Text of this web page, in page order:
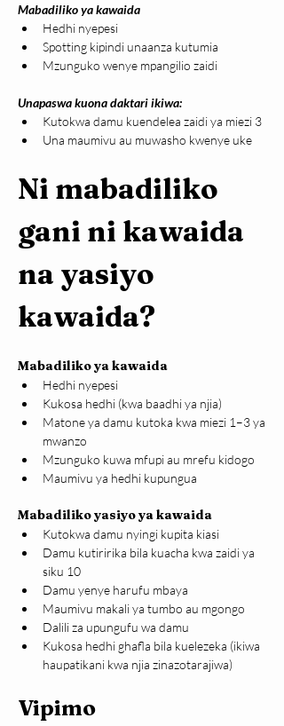
Mabadiliko ya kawaida
Hedhi nyepesi
Spotting kipindi unaanza kutumia
Mzunguko wenye mpangilio zaidi
Unapaswa kuona daktari ikiwa:
Kutokwa damu kuendelea zaidi ya miezi 3
Una maumivu au muwasho kwenye uke
Ni mabadiliko
gani ni kawaida
na yasiyo
kawaida?
Mabadiliko ya kawaida
Hedhi nyepesi
Kukosa hedhi (kwa baadhi ya njia)
Matone ya damu kutoka kwa miezi 1–3 ya
mwanzo
Mzunguko kuwa mfupi au mrefu kidogo
Maumivu ya hedhi kupungua
Mabadiliko yasiyo ya kawaida
Kutokwa damu nyingi kupita kiasi
Damu kutiririka bila kuacha kwa zaidi ya
siku 10
Damu yenye harufu mbaya
Maumivu makali ya tumbo au mgongo
Dalili za upungufu wa damu
Kukosa hedhi ghafla bila kuelezeka (ikiwa
haupatikani kwa njia zinazotarajiwa)
Vipimo